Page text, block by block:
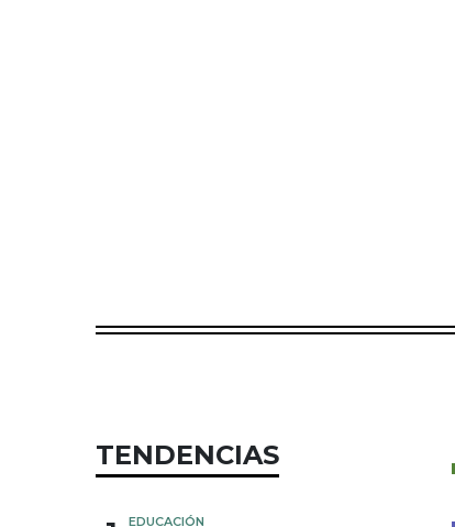
TENDENCIAS
EDUCACIÓN